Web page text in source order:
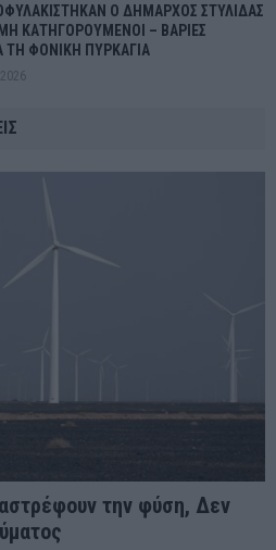
Ο ΔΗΜΑΡΧΟΣ ΣΤΥΛΙΔΑΣ
ΚΑΤΗΓΟΡΟΥΜΕΝΟΙ – ΒΑΡΙΕΣ
ΤΗ ΦΟΝΙΚΗ ΠΥΡΚΑΓΙΑ
την φύση, Δεν